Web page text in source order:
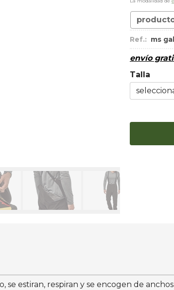
Ref.: ms
envío
Talla
se estiran, respiran y se encogen de